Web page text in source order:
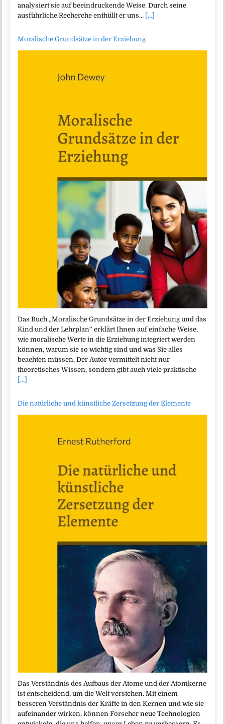
analysiert sie auf beeindruckende Weise. Durch seine
ausführliche Recherche enthüllt er uns… [...]
Moralische Grundsätze in der Erziehung
Das Buch „Moralische Grundsätze in der Erziehung und das
Kind und der Lehrplan“ erklärt Ihnen auf einfache Weise,
wie moralische Werte in die Erziehung integriert werden
können, warum sie so wichtig sind und was Sie alles
beachten müssen. Der Autor vermittelt nicht nur
theoretisches Wissen, sondern gibt auch viele praktische
[...]
Die natürliche und künstliche Zersetzung der Elemente
Das Verständnis des Aufbaus der Atome und der Atomkerne
ist entscheidend, um die Welt verstehen. Mit einem
besseren Verständnis der Kräfte in den Kernen und wie sie
aufeinander wirken, können Forscher neue Technologien